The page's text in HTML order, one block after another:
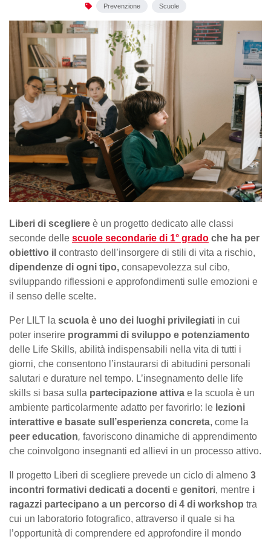
Prevenzione Scuole
Liberi di scegliere è un progetto dedicato alle classi
seconde delle scuole secondarie di 1° grado che ha per
obiettivo il contrasto dell’insorgere di stili di vita a rischio,
dipendenze di ogni tipo, consapevolezza sul cibo,
sviluppando riflessioni e approfondimenti sulle emozioni e
il senso delle scelte.
Per LILT la scuola è uno dei luoghi privilegiati in cui
poter inserire programmi di sviluppo e potenziamento
delle Life Skills, abilità indispensabili nella vita di tutti i
giorni, che consentono l’instaurarsi di abitudini personali
salutari e durature nel tempo. L’insegnamento delle life
skills si basa sulla partecipazione attiva e la scuola è un
ambiente particolarmente adatto per favorirlo: le lezioni
interattive e basate sull’esperienza concreta, come la
peer education, favoriscono dinamiche di apprendimento
che coinvolgono insegnanti ed allievi in un processo attivo.
Il progetto Liberi di scegliere prevede un ciclo di almeno 3
incontri formativi dedicati a docenti e genitori, mentre i
ragazzi partecipano a un percorso di 4 di workshop tra
cui un laboratorio fotografico, attraverso il quale si ha
l’opportunità di comprendere ed approfondire il mondo